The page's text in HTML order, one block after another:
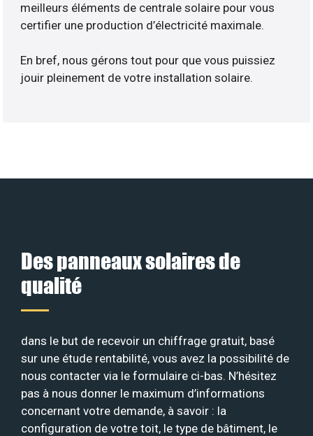
meilleurs éléments de centrale solaire pour vous
certifier une production d’électricité maximale.
En bref, nous gérons tout pour que vous puissiez
jouir pleinement de votre installation solaire.
Des panneaux solaires de
qualité
dans le but de recevoir un chiffrage gratuit, basé
sur une étude rentabilité, vous avez la possibilité de
nous contacter via le formulaire ci-bas. N’hésitez
pas à nous donner le maximum d’informations
concernant votre demande, à savoir : la
configuration de votre toit, le type de bâtiment, le